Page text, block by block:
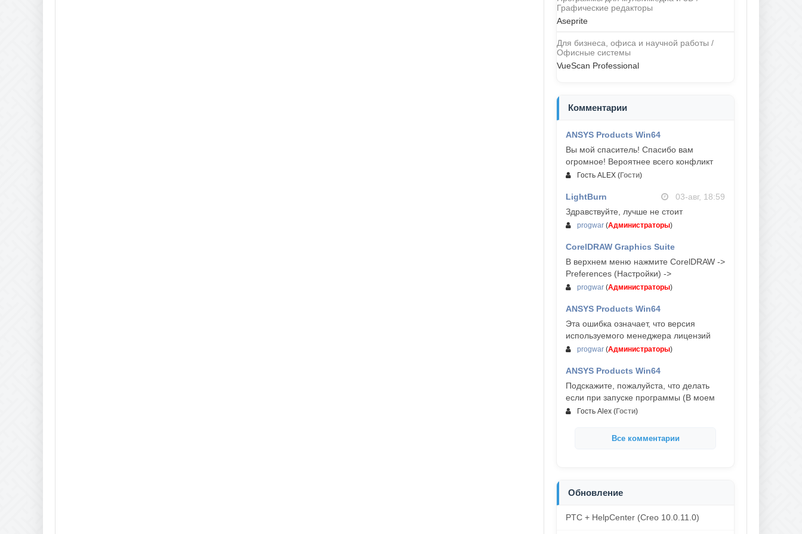
Графические редакторы
Aseprite
Для бизнеса, офиса и научной работы /
Офисные системы
VueScan Professional
Комментарии
ANSYS Products Win64
Вы мой спаситель! Спасибо вам
огромное! Вероятнее всего конфликт
Гость ALEX (Гости)
LightBurn
03-авг, 18:59
Здравствуйте, лучше не стоит
progwar (Администраторы)
CorelDRAW Graphics Suite
03-авг, 18:58
В верхнем меню нажмите CorelDRAW ->
Preferences (Настройки) ->
progwar (Администраторы)
ANSYS Products Win64
Эта ошибка означает, что версия
используемого менеджера лицензий
progwar (Администраторы)
ANSYS Products Win64
Подскажите, пожалуйста, что делать
если при запуске программы (В моем
Гость Alex (Гости)
Все комментарии
Обновление
PTC + HelpCenter (Creo 10.0.11.0)